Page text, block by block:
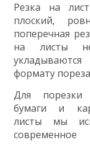
Резка на
плоский,
поперечная
на листы
формату
Для порезки
бумаги и
листы мы
современное